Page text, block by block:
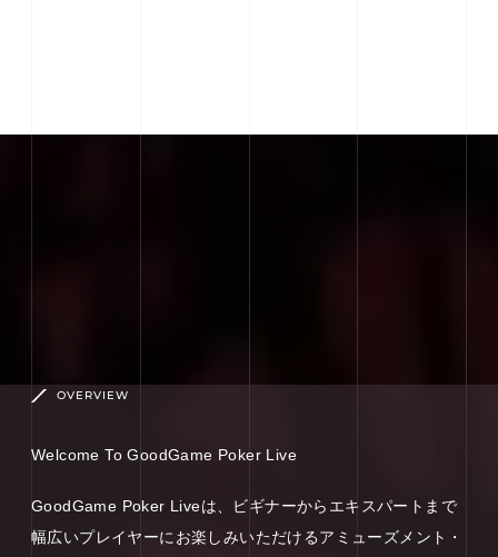
OVERVIEW
Welcome To GoodGame Poker Live
GoodGame Poker Liveは、ビギナーからエキスパートまで
幅広いプレイヤーにお楽しみいただけるアミューズメント・